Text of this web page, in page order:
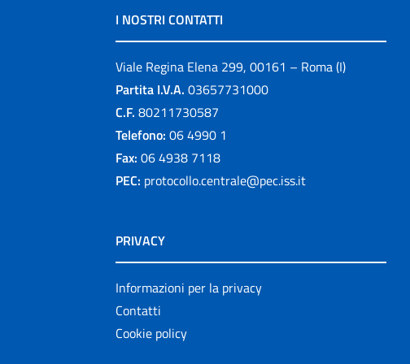
I NOSTRI CONTATTI
Viale Regina Elena 299, 00161 – Roma (I)
Partita I.V.A. 03657731000
C.F. 80211730587
Telefono: 06 4990 1
Fax: 06 4938 7118
PEC: protocollo.centrale@pec.iss.it
PRIVACY
Informazioni per la privacy
Contatti
Cookie policy